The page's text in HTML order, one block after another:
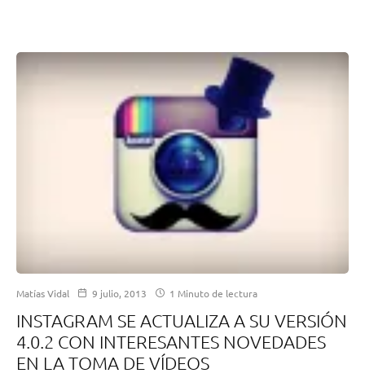
Matías Vidal 9 julio, 2013 1 Minuto de lectura
INSTAGRAM SE ACTUALIZA A SU VERSIÓN
4.0.2 CON INTERESANTES NOVEDADES
EN LA TOMA DE VÍDEOS